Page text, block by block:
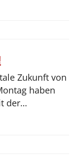
Zukunft von
haben
der…